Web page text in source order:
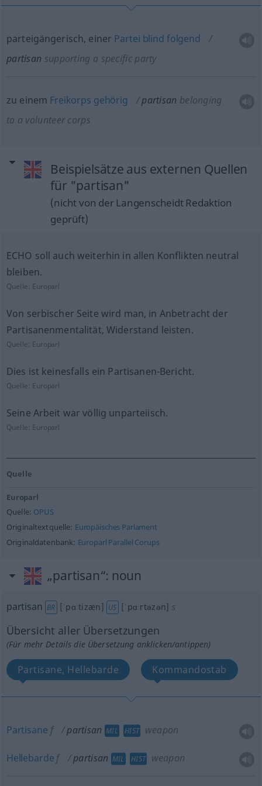
parteigängerisch, einer Partei blind folgend
partisan supporting a specific party
zu einem Freikorps gehörig partisan belonging
to a volunteer corps
Beispielsätze aus externen Quellen
für "partisan"
(nicht von der Langenscheidt Redaktion
geprüft)
ECHO soll auch weiterhin in allen Konflikten neutral
bleiben.
Quelle: Europarl
Von serbischer Seite wird man, in Anbetracht der
Partisanenmentalität, Widerstand leisten.
Quelle: Europarl
Dies ist keinesfalls ein Partisanen-Bericht.
Quelle: Europarl
Seine Arbeit war völlig unparteiisch.
Quelle: Europarl
Quelle
Europarl
Quelle: OPUS
Originaltextquelle: Europäisches Parlament
Originaldatenbank: Europarl Parallel Corups
„partisan“: noun
partisan BR [ˈpɑːtizæn] US [ˈpɑːrtəzən] s
Übersicht aller Übersetzungen
(Für mehr Details die Übersetzung anklicken/antippen)
Partisane, Hellebarde Kommandostab
Partisane f partisan MIL HIST weapon
Hellebarde f partisan MIL HIST weapon